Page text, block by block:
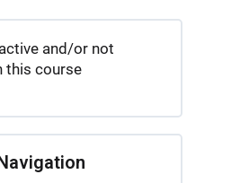
and/or not
this course